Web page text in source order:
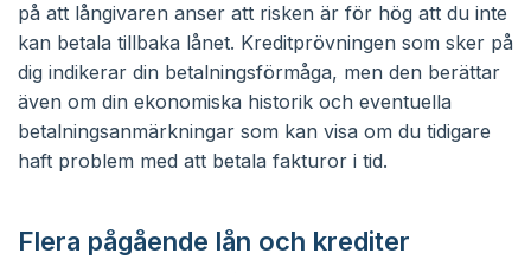
på att långivaren anser att risken är för hög att du inte
kan betala tillbaka lånet. Kreditprövningen som sker på
dig indikerar din betalningsförmåga, men den berättar
även om din ekonomiska historik och eventuella
betalningsanmärkningar som kan visa om du tidigare
haft problem med att betala fakturor i tid.
Flera pågående lån och krediter